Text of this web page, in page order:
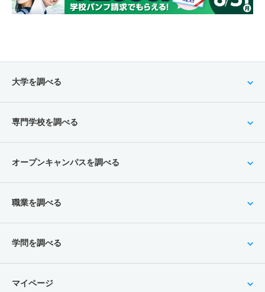
大学を調べる
専門学校を調べる
オープンキャンパスを調べる
職業を調べる
学問を調べる
マイページ